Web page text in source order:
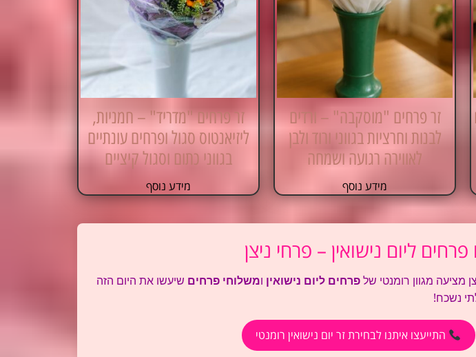
זר פרחים "מוסקבה" – ורדים
לבנות וחרציות בגווני ורוד ולבן
לאווירה רגועה ושמחה
מידע נוסף
זר פרחים "מדריד" – חמניות,
ליזיאנטוס סגול ופרחים עונתיים
בגווני כתום וסגול קיציים
מידע נוסף
ליום נישואין – פרחי ניצן
מציעה מגוון רומנטי שלפרחים ליום נישואין ומשלוחי פרחים שיעשו את היום הזה
נשכח!
התייעצו איתנו לבחירת זר יום נישואין רומנטי